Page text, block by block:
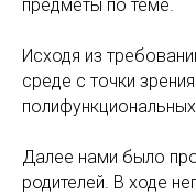
предметы по теме.
Исходя из
среде с точки
Далее нами было
родителей. В ходе